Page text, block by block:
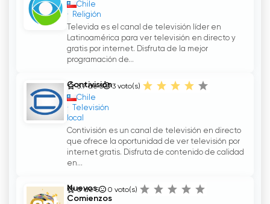
Chile
Religión
Televida es el canal de televisión líder en
Latinoamérica para ver televisión en directo y
gratis por internet. Disfruta de la mejor
programación de...
Contivisión
Chile
Televisión
local
3.7 de 5 3 voto(s)
Contivisión es un canal de televisión en directo
que ofrece la oportunidad de ver televisión por
internet gratis. Disfruta de contenido de calidad
en...
Nuevos
Comienzos
0 de 5 0 voto(s)